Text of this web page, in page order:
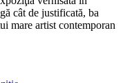
cât de justificată, ba
mare artist contemporan